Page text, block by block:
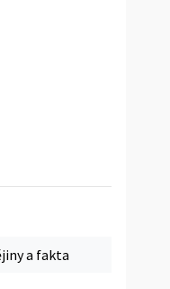
a fakta